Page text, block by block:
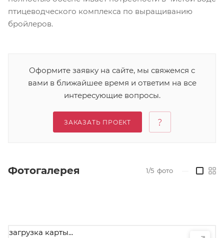
птицеводческого комплекса по выращиванию
бройлеров.
Оформите заявку на сайте, мы свяжемся с
вами в ближайшее время и ответим на все
интересующие вопросы.
ЗАКАЗАТЬ ПРОЕКТ
Фотогалерея 1/5 фото
загрузка карты...